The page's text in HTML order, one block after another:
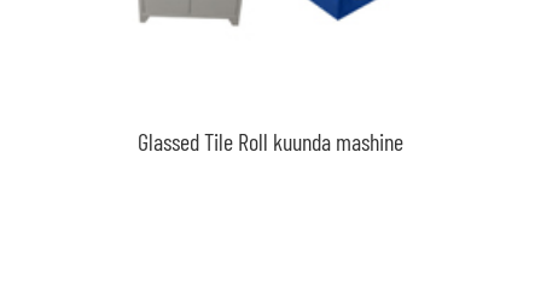
Glassed Tile Roll kuunda mashine